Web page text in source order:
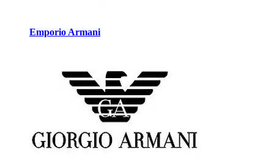
Emporio Armani